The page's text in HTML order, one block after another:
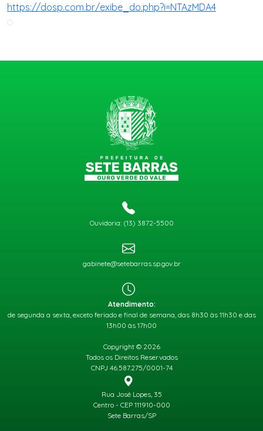
https://dosp.com.br/exibe_do.php?i=NTAzMDA4
Ouvidoria: (13) 3872-5500
gabinete@setebarras.sp.gov.br
Atendimento:
de segunda a sexta, exceto feriado e final de semana, das 8h30 às 11h30 e das
13h00 às 17h00
Copyright © 2026
Todos os Direitos Reservados
CNPJ 46.587.275/0001-74
Rua José Lopes, 35
Centro - CEP 111910-000
Sete Barras/SP